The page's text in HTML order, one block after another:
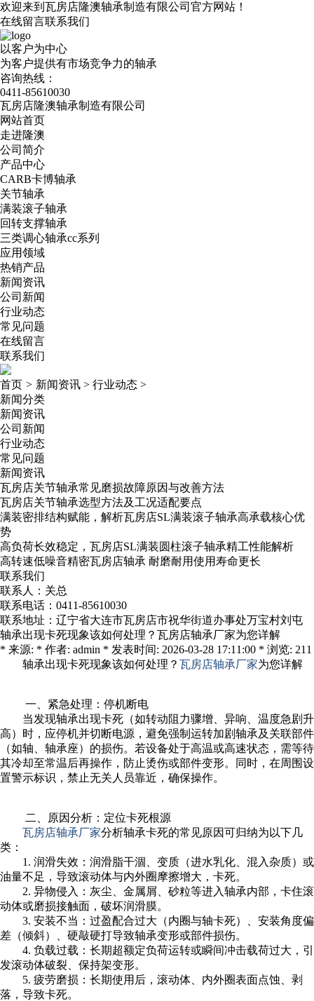
欢迎来到瓦房店隆澳轴承制造有限公司官方网站！
在线留言联系我们
以客户为中心
为客户提供有市场竞争力的轴承
咨询热线：
0411-85610030
瓦房店隆澳轴承制造有限公司
网站首页
走进隆澳
公司简介
产品中心
CARB卡博轴承
关节轴承
满装滚子轴承
回转支撑轴承
三类调心轴承cc系列
应用领域
热销产品
新闻资讯
公司新闻
行业动态
常见问题
在线留言
联系我们
首页 > 新闻资讯 > 行业动态 >
新闻分类
新闻资讯
公司新闻
行业动态
常见问题
新闻资讯
瓦房店关节轴承常见磨损故障原因与改善方法
瓦房店关节轴承选型方法及工况适配要点
满装密排结构赋能，解析瓦房店SL满装滚子轴承高承载核心优
势
高负荷长效稳定，瓦房店SL满装圆柱滚子轴承精工性能解析
高转速低噪音精密瓦房店轴承​ 耐磨耐用使用寿命更长
联系我们
联系人：关总
联系电话：0411-85610030
联系地址：辽宁省大连市瓦房店市祝华街道办事处万宝村刘屯
轴承出现卡死现象该如何处理？瓦房店轴承厂家为您详解
* 来源: * 作者: admin * 发表时间: 2026-03-28 17:11:00 * 浏览: 211
轴承出现卡死现象该如何处理？ 瓦房店轴承厂家为您详解
一、紧急处理：停机断电
当发现轴承出现卡死（如转动阻力骤增、异响、温度急剧升
高）时，应停机并切断电源，避免强制运转加剧轴承及关联部件
（如轴、轴承座）的损伤。若设备处于高温或高速状态，需等待
其冷却至常温后再操作，防止烫伤或部件变形。同时，在周围设
置警示标识，禁止无关人员靠近，确保操作。
二、原因分析：定位卡死根源
瓦房店轴承厂家分析轴承卡死的常见原因可归纳为以下几
类：
1. 润滑失效：润滑脂干涸、变质（进水乳化、混入杂质）或
油量不足，导致滚动体与内外圈摩擦增大，卡死。
2. 异物侵入：灰尘、金属屑、砂粒等进入轴承内部，卡住滚
动体或磨损接触面，破坏润滑膜。
3. 安装不当：过盈配合过大（内圈与轴卡死）、安装角度偏
差（倾斜）、硬敲硬打导致轴承变形或部件损伤。
4. 负载过载：长期超额定负荷运转或瞬间冲击载荷过大，引
发滚动体破裂、保持架变形。
5. 疲劳磨损：长期使用后，滚动体、内外圈表面点蚀、剥
落，导致卡死。